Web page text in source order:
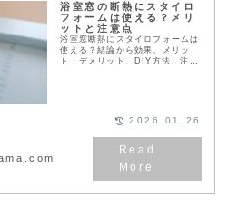
浴室窓の断熱にスタイロ
フォームは使える？メリ
ットと注意点
浴室窓断熱にスタイロフォームは
使える？結論から効果、メリッ
ト・デメリット、DIY方法、注意
2026.01.26